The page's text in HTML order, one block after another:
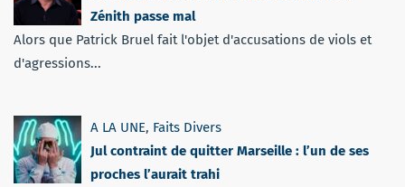
Zénith passe mal
Alors que Patrick Bruel fait l'objet d'accusations de viols et
d'agressions...
A LA UNE, Faits Divers
Jul contraint de quitter Marseille : l’un de ses
proches l’aurait trahi